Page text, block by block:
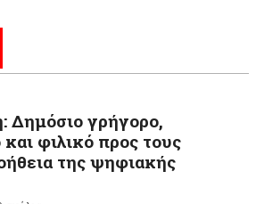
Δημόσιο γρήγορο,
φιλικό προς τους
της ψηφιακής